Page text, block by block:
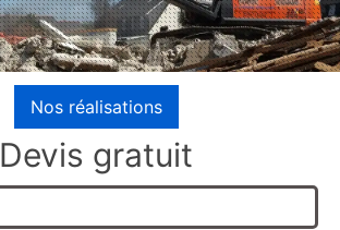
Nos réalisations
Devis gratuit